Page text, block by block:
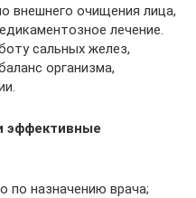
внешнего очищения лица,
лечение.
сальных желез,
организма,
эффективные
по назначению врача;